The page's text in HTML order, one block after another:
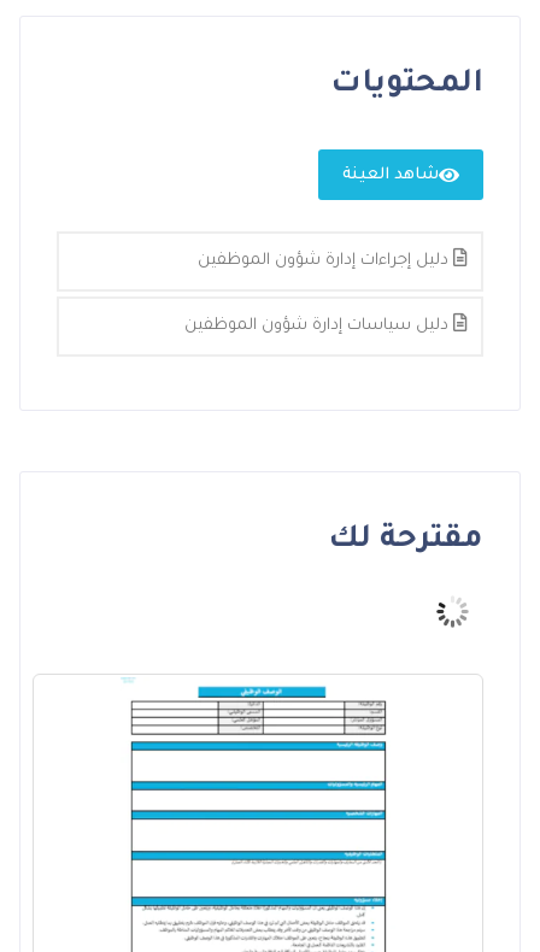
المحتويات
شاهد العينة
دليل إجراءات إدارة شؤون الموظفين
دليل سياسات إدارة شؤون الموظفين
مقترحة لك